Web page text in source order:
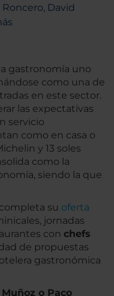
David
gastronomía uno
como una de
en este sector.
las expectativas
servicio
como en casa o
y 13 soles
como la
siendo la que
su oferta
jornadas
con chefs
de propuestas
gastronómica
o Paco